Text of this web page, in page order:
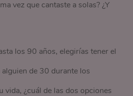
vez que cantaste a solas? ¿Y
los 90 años, elegirías tener el
de 30 durante los
vida, ¿cuál de las dos opciones